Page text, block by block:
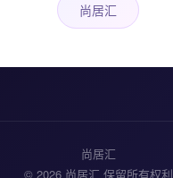
尚居汇
尚居汇
© 2026 尚居汇 保留所有权利